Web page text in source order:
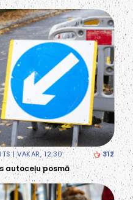
| VAKAR, 12:30 312
autoceļu posmā